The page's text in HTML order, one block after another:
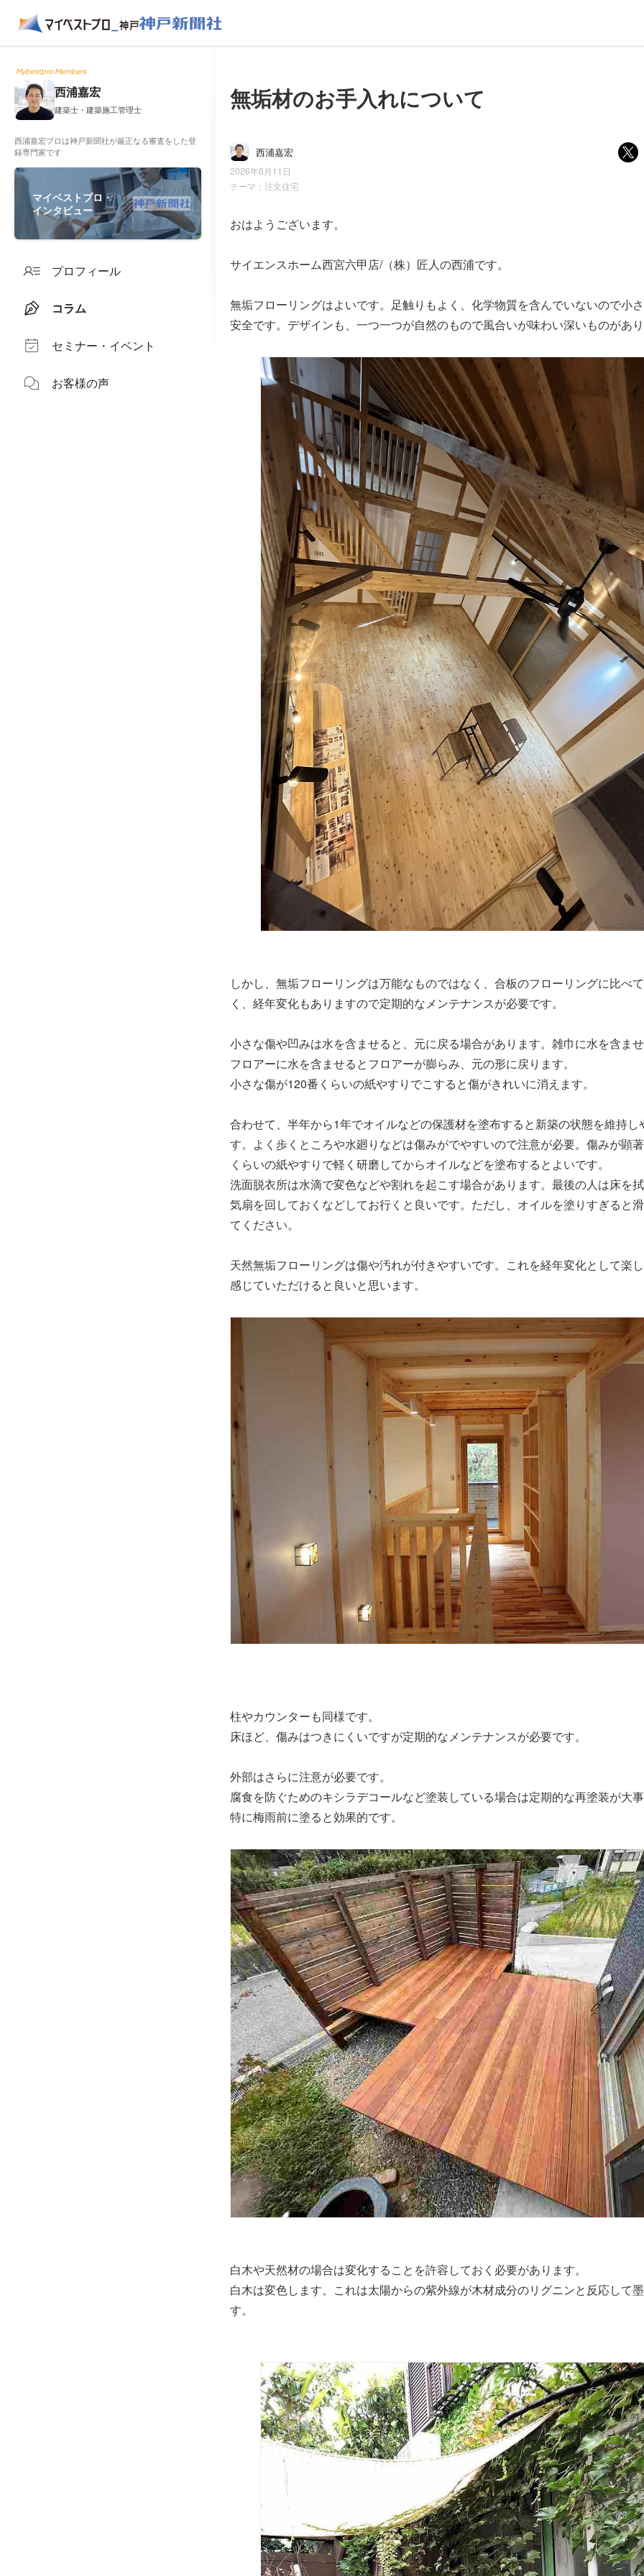
Mybestpro Members
西浦嘉宏
建築士・建築施工管理士
西浦嘉宏プロは神戸新聞社が厳正なる審査をした登
録専門家です
マイベストプロ・
インタビュー
プロフィール
コラム
セミナー・イベント
お客様の声
無垢材のお手入れについて
西浦嘉宏
2026年6月11日
テーマ： 注文住宅
おはようございます。
サイエンスホーム西宮六甲店/（株）匠人の西浦です。
無垢フローリングはよいです。足触りもよく、化学物質を含んでいないので小
安全です。デザインも、一つ一つが自然のもので風合いが味わい深いものがあ
しかし、無垢フローリングは万能なものではなく、合板のフローリングに比べ
く、経年変化もありますので定期的なメンテナンスが必要です。
小さな傷や凹みは水を含ませると、元に戻る場合があります。雑巾に水を含ま
フロアーに水を含ませるとフロアーが膨らみ、元の形に戻ります。
小さな傷が120番くらいの紙やすりでこすると傷がきれいに消えます。
合わせて、半年から1年でオイルなどの保護材を塗布すると新築の状態を維持し
す。よく歩くところや水廻りなどは傷みがでやすいので注意が必要。傷みが顕
くらいの紙やすりで軽く研磨してからオイルなどを塗布するとよいです。
洗面脱衣所は水滴で変色などや割れを起こす場合があります。最後の人は床を
気扇を回しておくなどしてお行くと良いです。ただし、オイルを塗りすぎると
てください。
天然無垢フローリングは傷や汚れが付きやすいです。これを経年変化として楽
感じていただけると良いと思います。
柱やカウンターも同様です。
床ほど、傷みはつきにくいですが定期的なメンテナンスが必要です。
外部はさらに注意が必要です。
腐食を防ぐためのキシラデコールなど塗装している場合は定期的な再塗装が大
特に梅雨前に塗ると効果的です。
白木や天然材の場合は変化することを許容しておく必要があります。
白木は変色します。これは太陽からの紫外線が木材成分のリグニンと反応して
す。